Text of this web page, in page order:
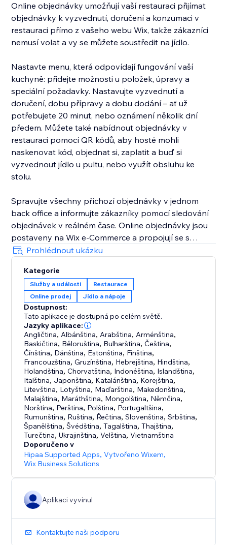
Online objednávky umožňují vaší restauraci přijímat
objednávky k vyzvednutí, doručení a konzumaci v
restauraci přímo z vašeho webu Wix, takže zákazníci
nemusí volat a vy se můžete soustředit na jídlo.
Nastavte menu, která odpovídají fungování vaší
kuchyně: přidejte možnosti u položek, úpravy a
speciální požadavky. Nastavujte vyzvednutí a
doručení, dobu přípravy a dobu dodání – ať už
potřebujete 20 minut, nebo oznámení několik dní
předem. Můžete také nabídnout objednávky v
restauraci pomocí QR kódů, aby hosté mohli
naskenovat kód, objednat si, zaplatit a buď si
vyzvednout jídlo u pultu, nebo využít obsluhu ke
stolu.
Spravujte všechny příchozí objednávky v jednom
back office a informujte zákazníky pomocí sledování
objednávek v reálném čase. Online objednávky jsou
postaveny na Wix e‑Commerce a propojují se s
nástroji Wix, jako jsou CRM, slevy, kupóny, dárkové
poukazy, automatizované marketingové kampaně,
analytika a podpora 24/7, abyste mohli zvýšit počet
opakovaných objednávek a provozovat svou
restauraci na jednom místě.
Prohlédnout ukázku
Kategorie
Služby a události
Restaurace
Online prodej
Jídlo a nápoje
Dostupnost:
Tato aplikace je dostupná po celém světě.
Jazyky aplikace:
Angličtina, Albánština, Arabština, Arménština,
Baskičtina, Běloruština, Bulharština,Čeština,
Čínština, Dánština, Estonština, Finština,
Francouzština,Gruzínština, Hebrejština, Hindština,
Holandština,Chorvatština, Indonéština, Islandština,
Italština, Japonština, Katalánština, Korejština,
Litevština, Lotyština, Maďarština, Makedonština,
Malajština, Maráthština, Mongolština, Němčina,
Norština, Perština, Polština, Portugaltšina,
Rumunština, Ruština, Řečtina,Slovenština,Srbština,
Španělština,Švédština,Tagalština,Thajština,
Turečtina,Ukrajinština,Velština,Vietnamština
Doporučeno v
Hipaa Supported Apps,Vytvořeno Wixem,
Wix Business Solutions
Aplikaci vyvinul
Kontaktujte naši podporu